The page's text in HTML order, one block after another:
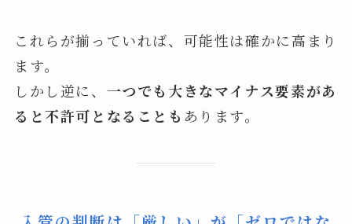
これらが揃っていれば、可能性は確かに高まり
ます。
しかし逆に、 一つでも大きなマイナス要素があ
ると不許可となることも あります。